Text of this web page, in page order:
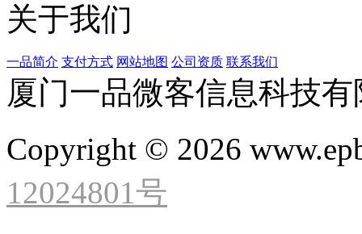
关于我们
一品简介 支付方式 网站地图 公司资质 联系我们
厦门一品微客信息科技
Copyright © 2026
12024801号